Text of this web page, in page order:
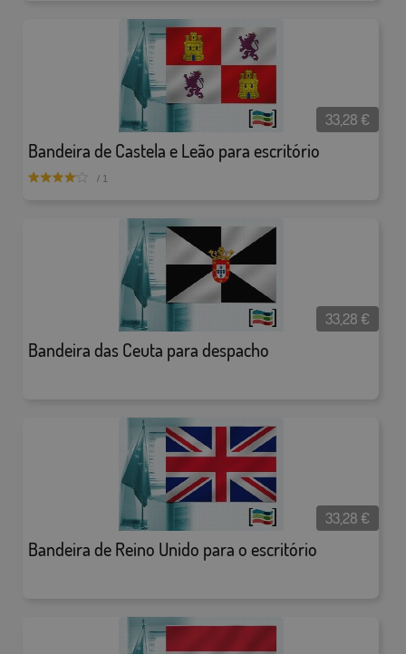
Bandeira de Castela e Leão para escritório
33,28 €
/ 1
Bandeira das Ceuta para despacho
33,28 €
Bandeira de Reino Unido para o escritório
33,28 €